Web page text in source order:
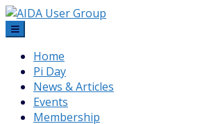
Skip
to
Home
Pi Day
News & Articles
Events
Membership